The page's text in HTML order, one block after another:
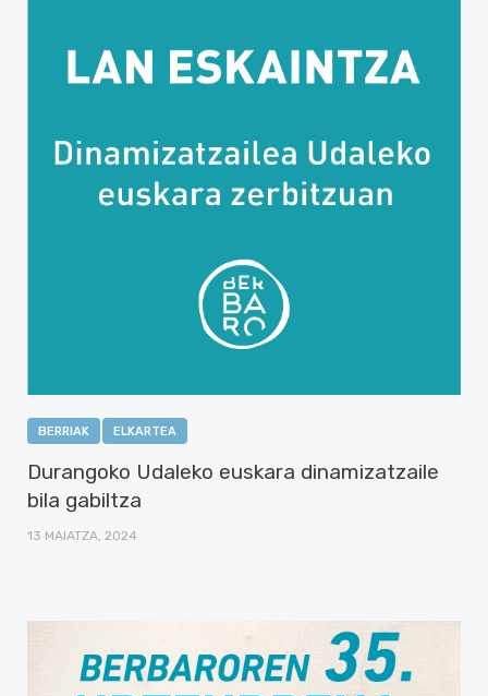
BERRIAK ELKARTEA
Durangoko Udaleko euskara dinamizatzaile
bila gabiltza
13 MAIATZA, 2024